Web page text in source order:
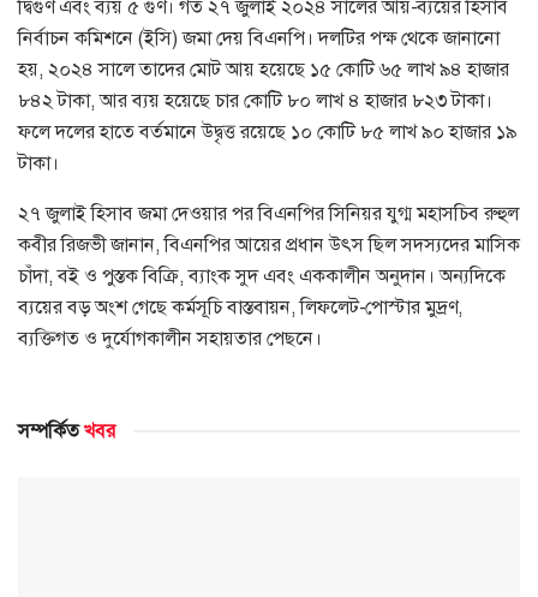
দ্বিগুণ এবং ব্যয় ৫ গুণ। গত ২৭ জুলাই ২০২৪ সালের আয়-ব্যয়ের হিসাব
নির্বাচন কমিশনে (ইসি) জমা দেয় বিএনপি। দলটির পক্ষ থেকে জানানো
হয়, ২০২৪ সালে তাদের মোট আয় হয়েছে ১৫ কোটি ৬৫ লাখ ৯৪ হাজার
৮৪২ টাকা, আর ব্যয় হয়েছে চার কোটি ৮০ লাখ ৪ হাজার ৮২৩ টাকা।
ফলে দলের হাতে বর্তমানে উদ্বৃত্ত রয়েছে ১০ কোটি ৮৫ লাখ ৯০ হাজার ১৯
টাকা।
২৭ জুলাই হিসাব জমা দেওয়ার পর বিএনপির সিনিয়র যুগ্ম মহাসচিব রুহুল
কবীর রিজভী জানান, বিএনপির আয়ের প্রধান উৎস ছিল সদস্যদের মাসিক
চাঁদা, বই ও পুস্তক বিক্রি, ব্যাংক সুদ এবং এককালীন অনুদান। অন্যদিকে
ব্যয়ের বড় অংশ গেছে কর্মসূচি বাস্তবায়ন, লিফলেট-পোস্টার মুদ্রণ,
ব্যক্তিগত ও দুর্যোগকালীন সহায়তার পেছনে।
সম্পর্কিতখবর